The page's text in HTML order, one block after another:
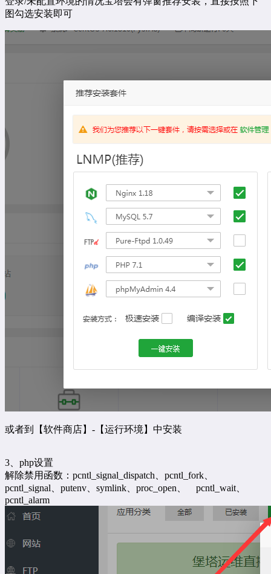
图勾选安装即可
或者到【软件商店】-【运行环境】中安装
3、php设置
解除禁用函数：pcntl_signal_dispatch、pcntl_fork、
pcntl_signal、putenv、symlink、proc_open、 pcntl_wait、
pcntl_alarm